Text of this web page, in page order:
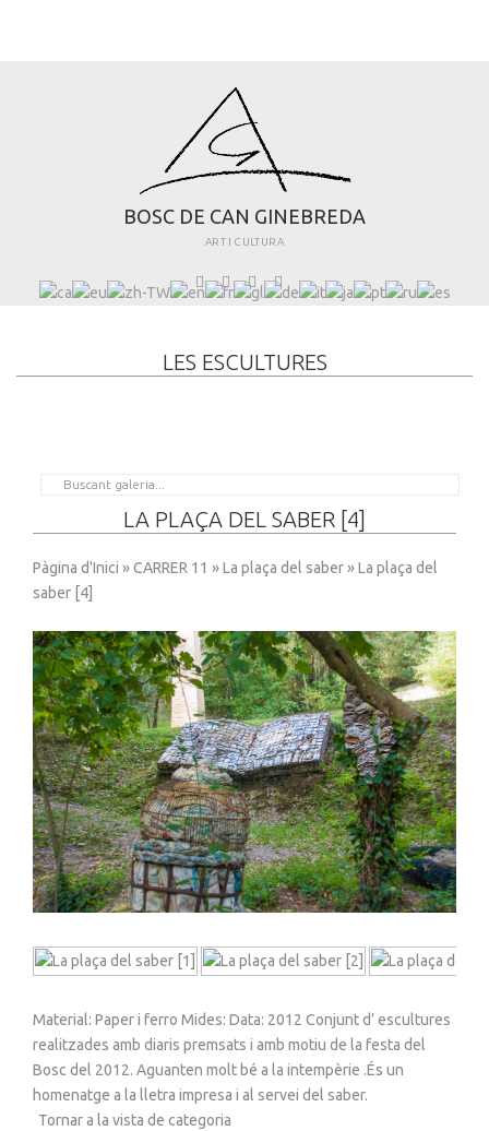
BOSC DE CAN GIN EBREDA
ART I CULTURA
LES ESCULTURES
LA PLAÇA DEL SABER [4]
Pàgina d'Inici »CARRER 11 »La plaça del saber» La plaça del
saber [4]
Material: Paper i ferro Mides: Data: 2012 Conjunt d’ escultures
realitzades amb diaris premsats i amb motiu de la festa del
Bosc del 2012. Aguanten molt bé a la intempèrie .És un
homenatge a la lletra impresa i al servei del saber.
Tornar a la vista de categoria